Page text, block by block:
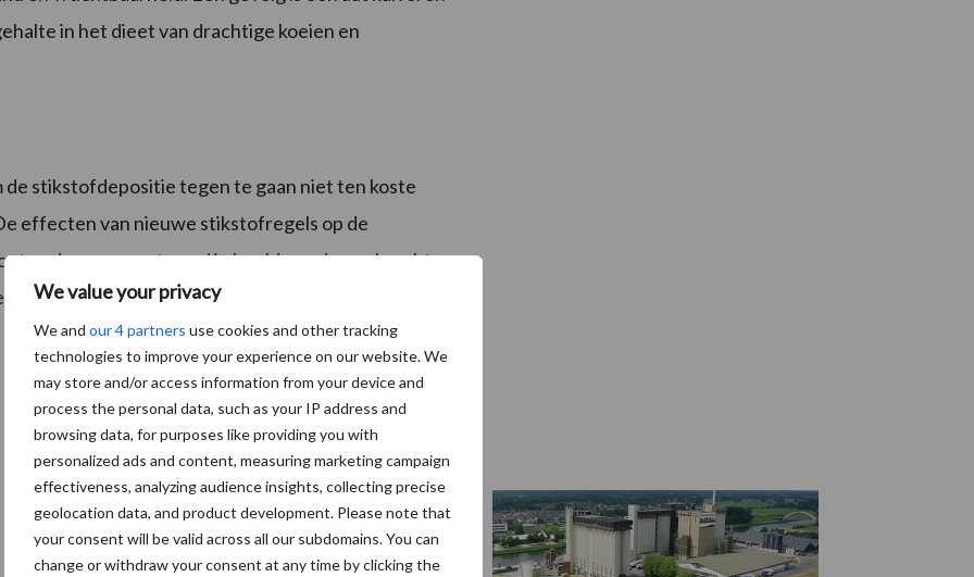
We value your privacy
We and our 4 partners use cookies and other tracking
technologies to improve your experience on our website. We
may store and/or access information from your device and
process the personal data, such as your IP address and
browsing data, for purposes like providing you with
personalized ads and content, measuring marketing campaign
effectiveness, analyzing audience insights, collecting precise
geolocation data, and product development. Please note that
your consent will be valid across all our subdomains. You can
change or withdraw your consent at any time by clicking the
in het dieet van drachtige koeien en
stikstofdepositie tegen te gaan niet ten koste
effecten van nieuwe stikstofregels op de
daarom eerst goed in beeld worden gebracht.
moeten daarom nauw betrokken worden bij